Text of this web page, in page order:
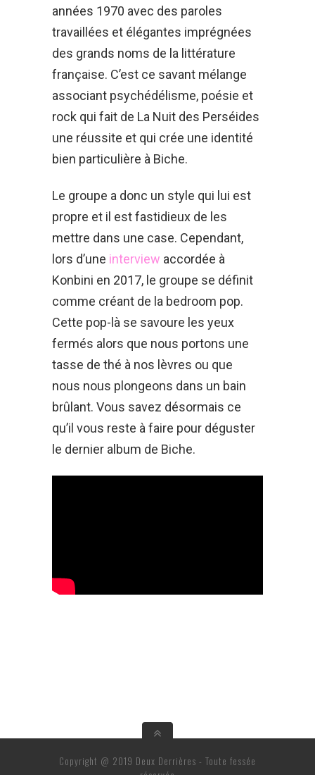
années 1970 avec des paroles
travaillées et élégantes imprégnées
des grands noms de la littérature
française. C’est ce savant mélange
associant psychédélisme, poésie et
rock qui fait de La Nuit des Perséides
une réussite et qui crée une identité
bien particulière à Biche.
Le groupe a donc un style qui lui est
propre et il est fastidieux de les
mettre dans une case. Cependant,
lors d’une interview accordée à
Konbini en 2017, le groupe se définit
comme créant de la bedroom pop.
Cette pop-là se savoure les yeux
fermés alors que nous portons une
tasse de thé à nos lèvres ou que
nous nous plongeons dans un bain
brûlant. Vous savez désormais ce
qu’il vous reste à faire pour déguster
le dernier album de Biche.
Copyright @ 2019 Deux Derrières - Toute fessée